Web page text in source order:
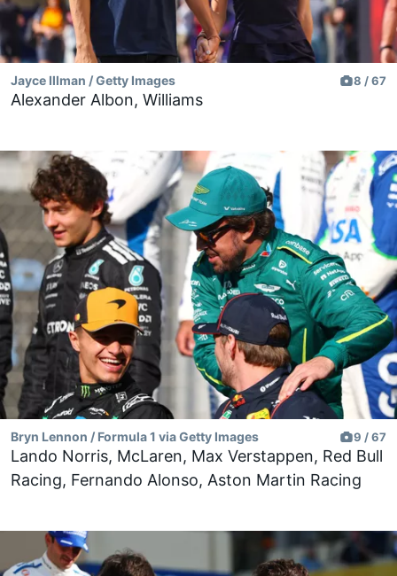
Jayce Illman / Getty Images 8 / 67
Alexander Albon, Williams
Bryn Lennon / Formula 1 via Getty Images 9 / 67
Lando Norris, McLaren, Max Verstappen, Red Bull
Racing, Fernando Alonso, Aston Martin Racing